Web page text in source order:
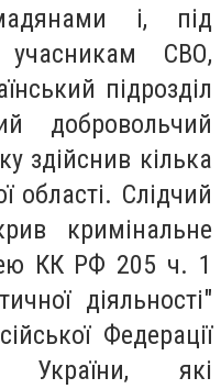
і, під
СВО,
підрозділ
добровольчий
здійснив кілька
області. Слідчий
кримінальне
КК РФ 205 ч. 1
діяльності"
Федерації
які